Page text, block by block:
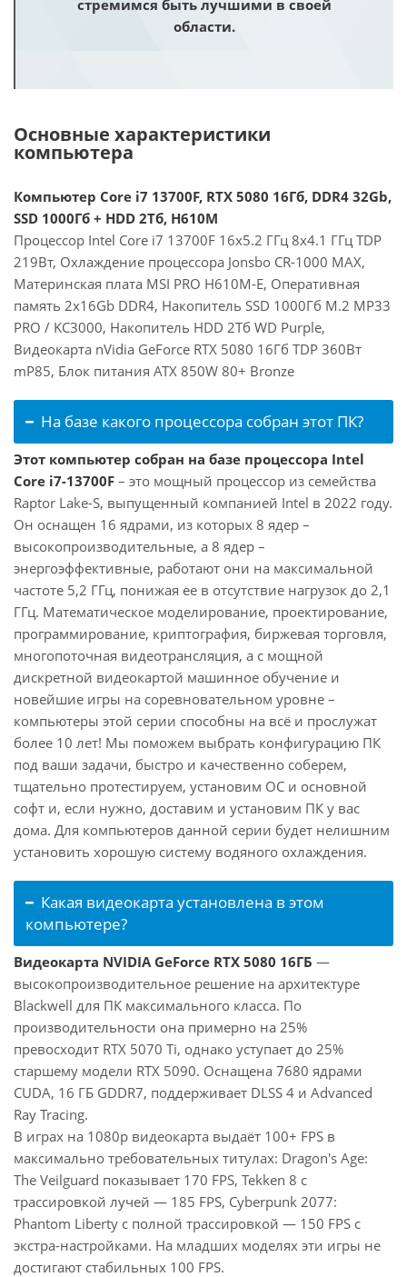
стремимся быть лучшими в своей
области.
Основные характеристики
компьютера
Компьютер Core i7 13700F, RTX 5080 16Гб, DDR4 32Gb,
SSD 1000Гб + HDD 2Тб, H610M
Процессор Intel Core i7 13700F 16x5.2 ГГц 8x4.1 ГГц TDP
219Вт, Охлаждение процессора Jonsbo CR-1000 MAX,
Материнская плата MSI PRO H610M-E, Оперативная
память 2x16Gb DDR4, Накопитель SSD 1000Гб M.2 MP33
PRO / KC3000, Накопитель HDD 2Тб WD Purple,
Видеокарта nVidia GeForce RTX 5080 16Гб TDP 360Вт
mP85, Блок питания ATX 850W 80+ Bronze
На базе какого процессора собран этот ПК?
Этот компьютер собран на базе процессора Intel
Core i7-13700F – это мощный процессор из семейства
Raptor Lake-S, выпущенный компанией Intel в 2022 году.
Он оснащен 16 ядрами, из которых 8 ядер –
высокопроизводительные, а 8 ядер –
энергоэффективные, работают они на максимальной
частоте 5,2 ГГц, понижая ее в отсутствие нагрузок до 2,1
ГГц. Математическое моделирование, проектирование,
программирование, криптография, биржевая торговля,
многопоточная видеотрансляция, а с мощной
дискретной видеокартой машинное обучение и
новейшие игры на соревновательном уровне –
компьютеры этой серии способны на всё и прослужат
более 10 лет! Мы поможем выбрать конфигурацию ПК
под ваши задачи, быстро и качественно соберем,
тщательно протестируем, установим ОС и основной
софт и, если нужно, доставим и установим ПК у вас
дома. Для компьютеров данной серии будет нелишним
установить хорошую систему водяного охлаждения.
Какая видеокарта установлена в этом
компьютере?
Видеокарта NVIDIA GeForce RTX 5080 16ГБ —
высокопроизводительное решение на архитектуре
Blackwell для ПК максимального класса. По
производительности она примерно на 25%
превосходит RTX 5070 Ti, однако уступает до 25%
старшему модели RTX 5090. Оснащена 7680 ядрами
CUDA, 16 ГБ GDDR7, поддерживает DLSS 4 и Advanced
Ray Tracing.
В играх на 1080p видеокарта выдаёт 100+ FPS в
максимально требовательных титулах: Dragon's Age:
The Veilguard показывает 170 FPS, Tekken 8 с
трассировкой лучей — 185 FPS, Cyberpunk 2077:
Phantom Liberty с полной трассировкой — 150 FPS с
экстра-настройками. На младших моделях эти игры не
достигают стабильных 100 FPS.